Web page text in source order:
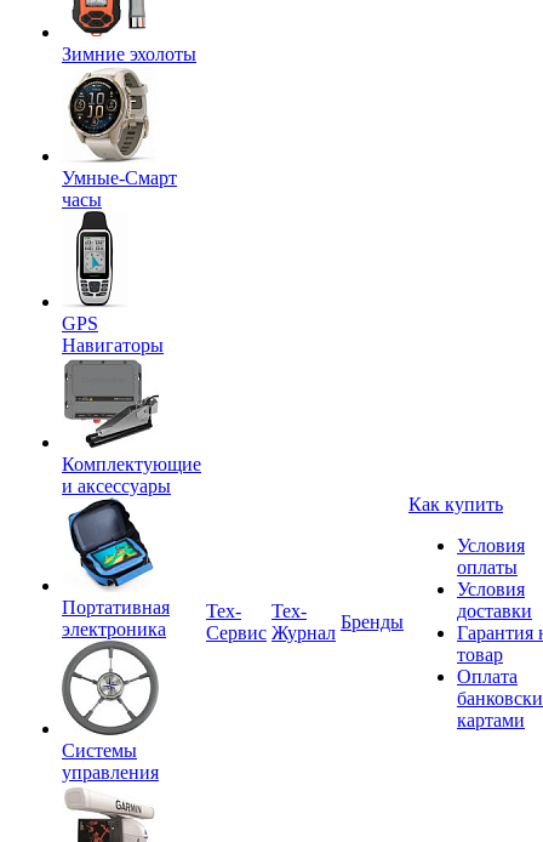
Зимние эхолоты
Умные-Смарт
часы
GPS
Навигаторы
Комплектующие
и аксессуары
Портативная
электроника
Системы
управления
Tex-
Сервис
Тех-
Журнал
Бренды
Как купить
Условия
оплаты
Условия
доставки
Гарантия
товар
Оплата
картами